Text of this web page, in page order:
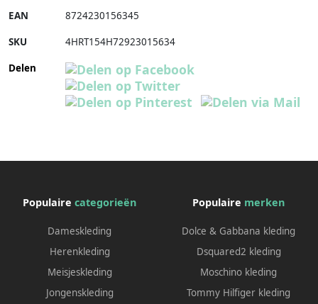
EAN 8724230156345
SKU 4HRT154H72923015634
Delen
Populaire categorieën
Dameskleding
Herenkleding
Meisjeskleding
Jongenskleding
Populaire merken
Dolce & Gabbana kleding
Dsquared2 kleding
Moschino kleding
Tommy Hilfiger kleding